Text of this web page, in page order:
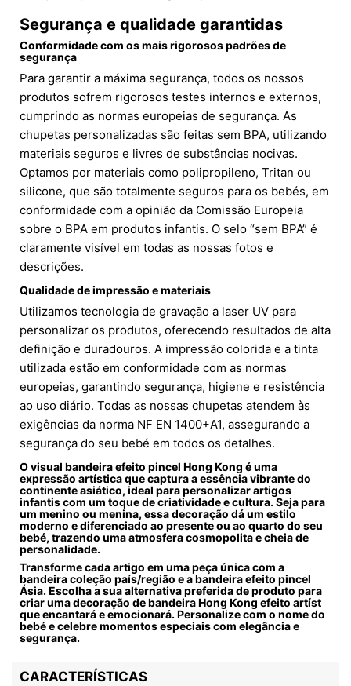
Segurança e qualidade garantidas
Conformidade com os mais rigorosos padrões de
segurança
Para garantir a máxima segurança, todos os nossos
produtos sofrem rigorosos testes internos e externos,
cumprindo as normas europeias de segurança. As
chupetas personalizadas são feitas sem BPA, utilizando
materiais seguros e livres de substâncias nocivas.
Optamos por materiais como polipropileno, Tritan ou
silicone, que são totalmente seguros para os bebés, em
conformidade com a opinião da Comissão Europeia
sobre o BPA em produtos infantis. O selo “sem BPA” é
claramente visível em todas as nossas fotos e
descrições.
Qualidade de impressão e materiais
Utilizamos tecnologia de gravação a laser UV para
personalizar os produtos, oferecendo resultados de alta
definição e duradouros. A impressão colorida e a tinta
utilizada estão em conformidade com as normas
europeias, garantindo segurança, higiene e resistência
ao uso diário. Todas as nossas chupetas atendem às
exigências da norma NF EN 1400+A1, assegurando a
segurança do seu bebé em todos os detalhes.
O visual bandeira efeito pincel Hong Kong é uma
expressão artística que captura a essência vibrante do
continente asiático, ideal para personalizar artigos
infantis com um toque de criatividade e cultura. Seja para
um menino ou menina, essa decoração dá um estilo
moderno e diferenciado ao presente ou ao quarto do seu
bebé, trazendo uma atmosfera cosmopolita e cheia de
personalidade.
Transforme cada artigo em uma peça única com a
bandeira coleção país/região e abandeira efeito pincel
Ásia. Escolha a sua alternativa preferida de produto para
criar uma decoração debandeira Hong Kong efeito artíst
que encantará e emocionará. Personalize com o nome do
bebé e celebre momentos especiais com elegância e
segurança.
CARACTERÍSTICAS